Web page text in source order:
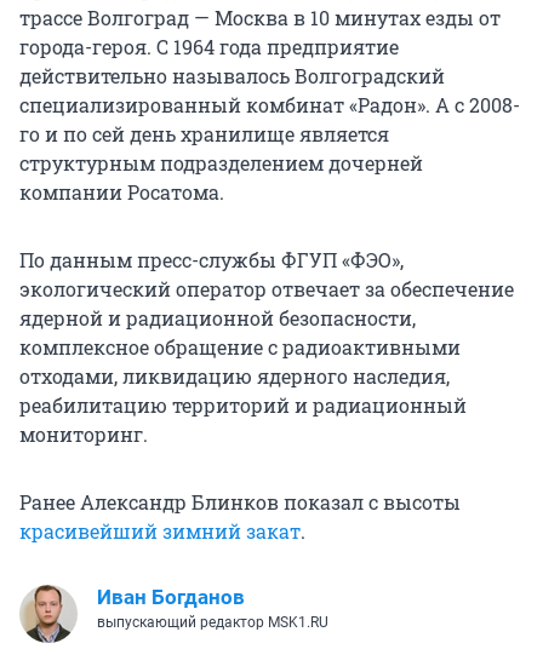
трассе Волгоград — Москва в 10 минутах езды от
города-героя. С 1964 года предприятие
действительно называлось Волгоградский
специализированный комбинат «Радон». А с 2008-
го и по сей день хранилище является
структурным подразделением дочерней
компании Росатома.
По данным пресс-службы ФГУП «ФЭО»,
экологический оператор отвечает за обеспечение
ядерной и радиационной безопасности,
комплексное обращение с радиоактивными
отходами, ликвидацию ядерного наследия,
реабилитацию территорий и радиационный
мониторинг.
Ранее Александр Блинков показал с высоты
красивейший зимний закат.
Иван Богданов
выпускающий редактор MSK1.RU